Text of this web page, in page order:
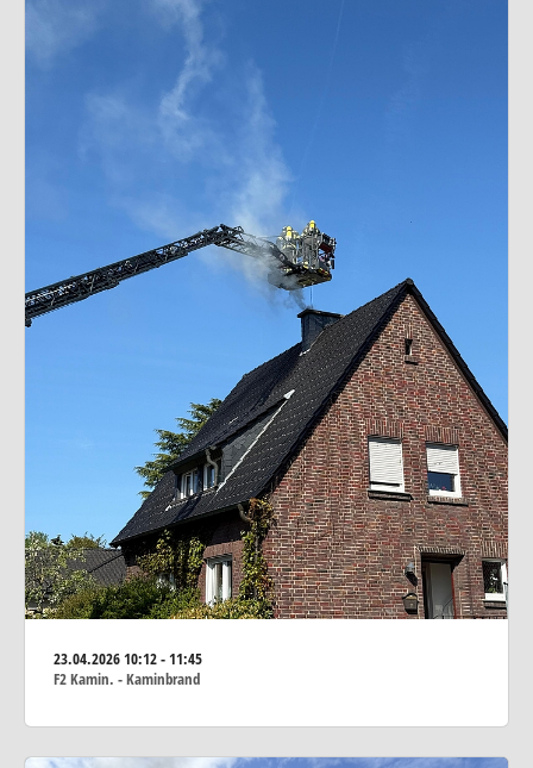
23.04.202610:12 - 11:45
F2 Kamin. - Kaminbrand